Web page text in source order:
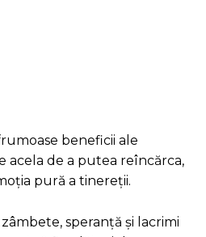
beneficii ale
acela de a putea reîncărca,
pură a tinereții.
speranță și lacrimi